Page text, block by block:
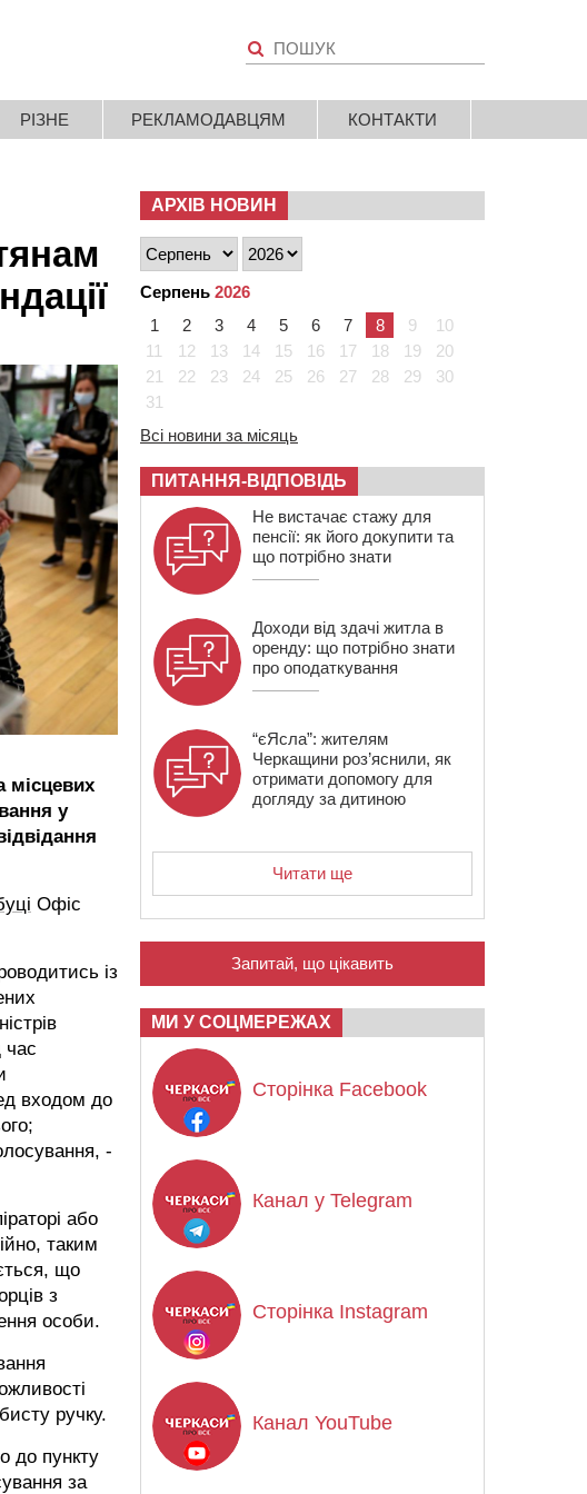
РІЗНЕ РЕКЛАМОДАВЦЯМ КОНТАКТИ
місцевих
у
Офіс
із
час
входом до
-
або
таким
що
з
особи.
ручку.
до пункту
за
АРХІВ НОВИН
Серпень 2026
1
2 3 4 5 6 7 8 9
10
11
12 13 14 15 16 17 18 19
20
21
22 23 24 25 26 27 28 29
30
31
Всі новини за місяць
ПИТАННЯ-ВІДПОВІДЬ
Не вистачає стажу для
пенсії: як його докупити та
що потрібно знати
Доходи від здачі житла в
оренду: що потрібно знати
про оподаткування
“єЯсла”: жителям
Черкащини роз’яснили, як
отримати допомогу для
догляду за дитиною
Читати ще
Запитай, що цікавить
МИ У СОЦМЕРЕЖАХ
Сторінка Facebook
Канал у Telegram
Сторінка Instagram
Канал YouTube